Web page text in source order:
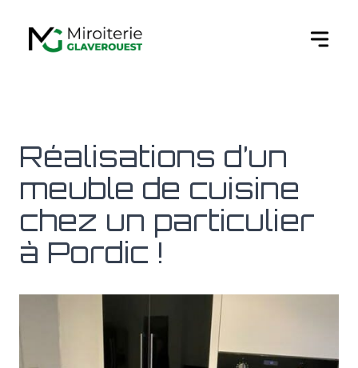
Réalisations d’un
meuble de cuisine
chez un particulier
à Pordic !